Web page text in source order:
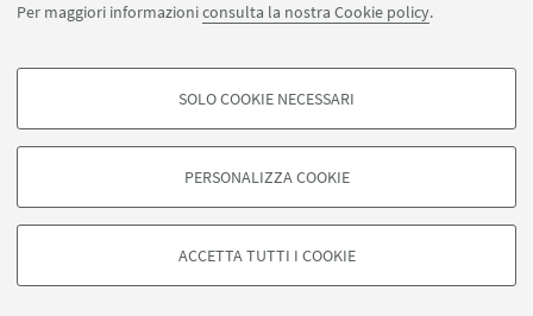
Per maggiori informazioniconsulta la nostra Cookie policy.
COOKIE DI PROFILAZIONE - FACOLTATIVI
degli utenti, creare profili in base al loro comportamento sul sito, per analisi
di marketing.
Google/Youtube Video
SOLO COOKIE NECESSARI
PERSONALIZZA COOKIE
ACCETTA TUTTI I COOKIE
Seguici su:
Privacy- Note legali -Impostazioni Cookie